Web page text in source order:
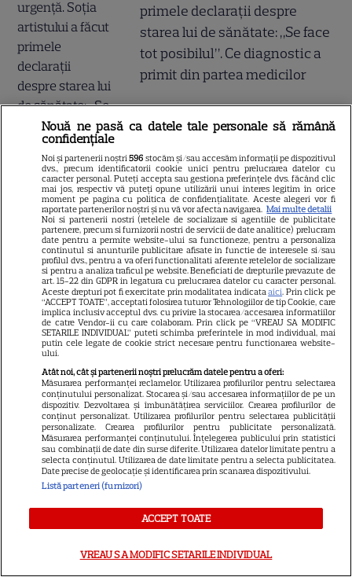
primele declarații despre
starea lui de sănătate: „Se face
tot posibilul”. Ce diagnostic a
primit din partea medicilor
DE TRAGEDIE! A trecut prin
totul abia după ce PERICOLUL
Nouă ne pasă ca datele tale personale să rămână
confidențiale
Noi și partenerii noștri596 stocăm și/sau accesăm informații pe dispozitivul
dvs., precum identificatorii cookie unici pentru prelucrarea datelor cu
caracter personal. Puteți accepta sau gestiona preferințele dvs. făcând clic
mai jos, respectiv vă puteți opune utilizării unui interes legitim în orice
moment pe pagina cu politica de confidențialitate. Aceste alegeri vor fi
raportate partenerilor noștri și nu vă vor afecta navigarea. Mai multe detalii
Noi si partenerii nostri (retelele de socializare si agentiile de publicitate
partenere, precum si furnizorii nostri de servicii de date analitice) prelucram
date pentru a permite website-ului sa functioneze, pentru a personaliza
continutul si anunturile publicitare afisate in functie de interesele si/sau
profilul dvs., pentru a va oferi functionalitati aferente retelelor de socializare
si pentru a analiza traficul pe website. Beneficiati de drepturile prevazute de
art. 15-22 din GDPR in legatura cu prelucrarea datelor cu caracter personal.
Aceste drepturi pot fi exercitate prin modalitatea indicataaici. Prin click pe
“ACCEPT TOATE”, acceptati folosirea tuturor Tehnologiilor de tip Cookie, care
implica inclusiv acceptul dvs. cu privire la stocarea/accesarea informatiilor
de catre Vendor-ii cu care colaboram. Prin click pe “VREAU SA MODIFIC
SETARILE INDIVIDUAL” puteti schimba preferintele in mod individual, mai
putin cele legate de cookie strict necesare pentru functionarea website-
ului.
Atât noi, cât și partenerii noștri prelucrăm datele pentru a oferi:
Măsurarea performanței reclamelor. Utilizarea profilurilor pentru selectarea
conținutului personalizat. Stocarea și/sau accesarea informațiilor de pe un
dispozitiv. Dezvoltarea și îmbunătățirea serviciilor. Crearea profilurilor de
conținut personalizat. Utilizarea profilurilor pentru selectarea publicității
personalizate. Crearea profilurilor pentru publicitate personalizată.
Măsurarea performanței conținutului. Înțelegerea publicului prin statistici
sau combinații de date din surse diferite. Utilizarea datelor limitate pentru a
selecta conținutul. Utilizarea de date limitate pentru a selecta publicitatea.
Date precise de geolocație și identificarea prin scanarea dispozitivului.
Listă parteneri (furnizori)
ACCEPT TOATE
VREAU SA MODIFIC SETARILE INDIVIDUAL